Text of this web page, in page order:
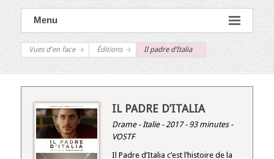
Menu
Vues d'en face Éditions Il padre d’Italia
IL PADRE D’ITALIA
Drame - Italie - 2017 - 93 minutes -
VOSTF
Il Padre d’Italia c’est l’histoire de la